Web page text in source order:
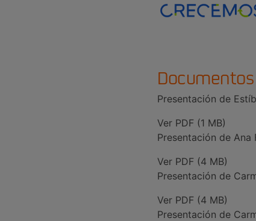
Presentación de
Ver PDF (1 MB)
Presentación de Ana
Ver PDF (4 MB)
Presentación de
Ver PDF (4 MB)
Presentación de